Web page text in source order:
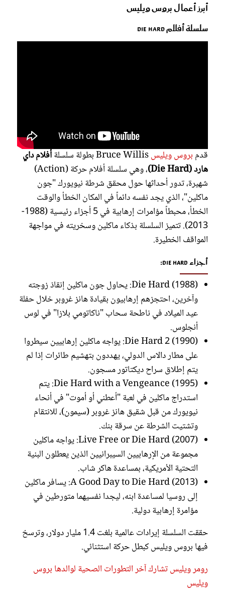
أبرز أعمال بروس ويليس
سلسلة أفلام Die Hard
قدم بروس ويليس
أفلام داي
هارد (Die Hard)
، وهي سلسلة أفلام حركة (Action)
شهيرة، تدور أحداثها حول محقق شرطة نيويورك "جون
ماكلين"، الذي يجد نفسه دائماً في المكان الخطأ والوقت
الخطأ، محبطاً مؤامرات إرهابية في 5 أجزاء رئيسية (1988-
2013). تتميز السلسلة بذكاء ماكلين وسخريته في مواجهة
المواقف الخطيرة.
أجزاء Die Hard:
Die Hard (1988): يحاول جون ماكلين إنقاذ زوجته
وآخرين، احتجزهم إرهابيون بقيادة هانز غروبر خلال حفلة
عيد الميلاد في ناطحة سحاب "ناكاتومي بلازا" في لوس
أنجلوس.
Die Hard 2 (1990): يواجه ماكلين إرهابيين سيطروا
على مطار دالاس الدولي، يهددون بتهشيم طائرات إذا لم
يتم إطلاق سراح ديكتاتور مسجون.
Die Hard with a Vengeance (1995): يتم
استدراج ماكلين في لعبة "أعطني أو أموت" في أنحاء
نيويورك من قبل شقيق هانز غروبر (سيمون)، للانتقام
وتشتيت الشرطة عن سرقة بنك.
Live Free or Die Hard (2007): يواجه ماكلين
مجموعة من الإرهابيين السيبرانيين الذين يعطلون البنية
التحتية الأمريكية، بمساعدة هاكر شاب.
(2013) A Good Day to Die Hard: يسافر ماكلين
إلى روسيا لمساعدة ابنه، ليجدا نفسيهما متورطين في
مؤامرة إرهابية دولية.
حققت السلسلة إيرادات عالمية بلغت 1.4 مليار دولار، وترسخ
فيها بروس ويليس كبطل حركة استثنائي.
رومر ويليس تشارك آخر التطورات الصحية لوالدها بروس
ويليس